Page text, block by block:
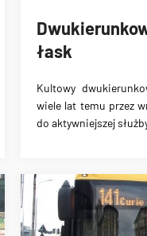
łask
Kultowy
wiele lat temu przez
do aktywniejszej